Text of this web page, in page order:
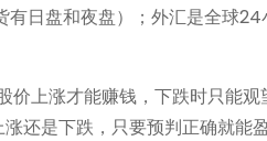
日盘和夜盘）；外汇是全球
价上涨才能赚钱，下跌时只能
还是下跌，只要预判正确就能